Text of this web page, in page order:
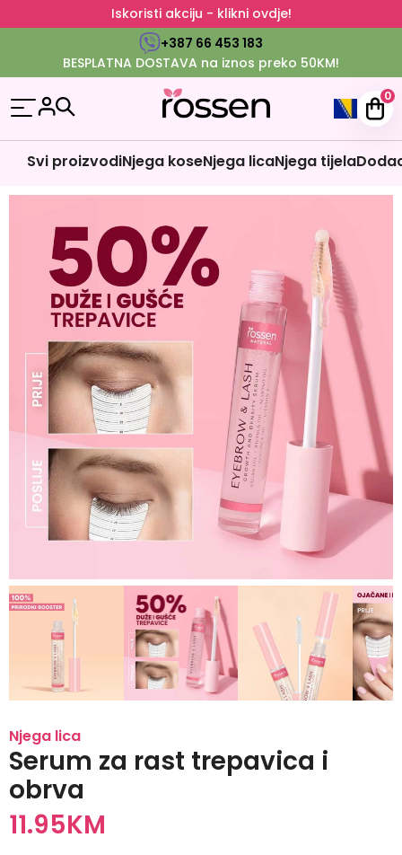
Iskoristi akciju - klikni ovdje!
+387 66 453 183
BESPLATNA DOSTAVA na iznos preko 50KM!
0
Svi proizvodiNjega koseNjega licaNjega tijela
Njega lica
Serum za rast trepavica i
obrva
11.95KM